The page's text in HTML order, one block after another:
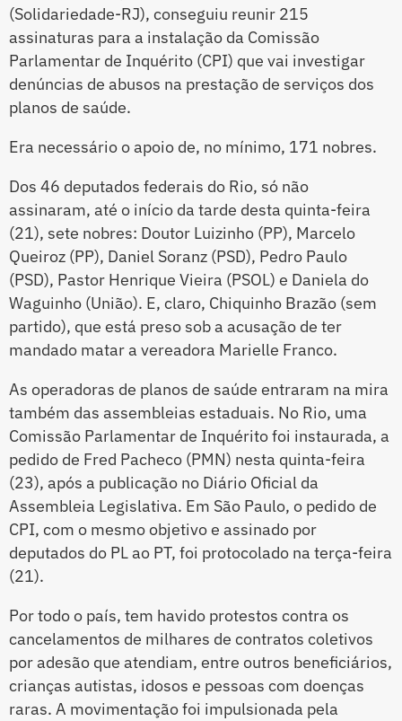
(Solidariedade-RJ), conseguiu reunir 215
assinaturas para a instalação da Comissão
Parlamentar de Inquérito (CPI) que vai investigar
denúncias de abusos na prestação de serviços dos
planos de saúde.
Era necessário o apoio de, no mínimo, 171 nobres.
Dos 46 deputados federais do Rio, só não
assinaram, até o início da tarde desta quinta-feira
(21), sete nobres: Doutor Luizinho (PP), Marcelo
Queiroz (PP), Daniel Soranz (PSD), Pedro Paulo
(PSD), Pastor Henrique Vieira (PSOL) e Daniela do
Waguinho (União). E, claro, Chiquinho Brazão (sem
partido), que está preso sob a acusação de ter
mandado matar a vereadora Marielle Franco.
As operadoras de planos de saúde entraram na mira
também das assembleias estaduais. No Rio, uma
Comissão Parlamentar de Inquérito foi instaurada, a
pedido de Fred Pacheco (PMN) nesta quinta-feira
(23), após a publicação no Diário Oficial da
Assembleia Legislativa. Em São Paulo, o pedido de
CPI, com o mesmo objetivo e assinado por
deputados do PL ao PT, foi protocolado na terça-feira
(21).
Por todo o país, tem havido protestos contra os
cancelamentos de milhares de contratos coletivos
por adesão que atendiam, entre outros beneficiários,
crianças autistas, idosos e pessoas com doenças
raras. A movimentação foi impulsionada pela